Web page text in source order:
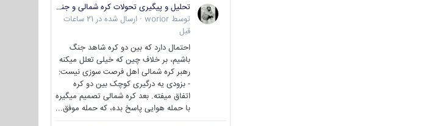
تحلیل و پیگیری تحولات کره شمالی و جنوبی
توسط worior
· ارسال شده در
21 ساعات
قبل
احتمال دارد که بین دو کره شاهد جنگ
باشیم، بر خلاف چین که خیلی تعلل میکنه
رهبر کره شمالی اهل فرصت سوزی نیست:
- بزودی یه درگیری کوچک بین دو کره
اتفاق میفته. بعد کره شمالی تصمیم میگیره
با حمله هوایی پاسخ بده، که حمله موفق...